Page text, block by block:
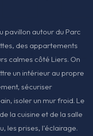
pavillon autour du Parc
des appartements
calmes côté Liers. On
un intérieur au propre
sécuriser
isoler un mur froid. Le
la cuisine et de la salle
les prises, l'éclairage.